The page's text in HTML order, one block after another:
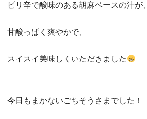
ピリ辛で酸味のある胡麻ベースの汁が、
甘酸っぱく爽やかで、
スイスイ美味しくいただきました
今日もまかないごちそうさまでした！